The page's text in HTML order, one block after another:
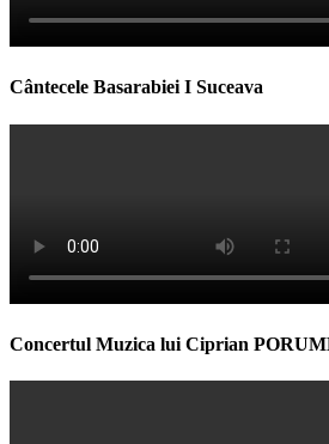
Cântecele Basarabiei I Suceava
Concertul Muzica lui Ciprian